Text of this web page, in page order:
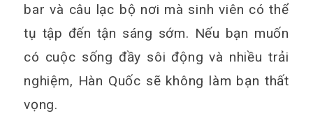
bar và câu lạc bộ nơi mà sinh viên có thể
tụ tập đến tận sáng sớm. Nếu bạn muốn
có cuộc sống đầy sôi động và nhiều trải
nghiệm, Hàn Quốc sẽ không làm bạn thất
vọng.